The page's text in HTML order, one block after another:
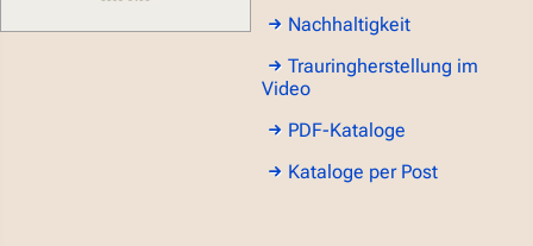
Nachhaltigkeit
Trauringherstellung im
Video
PDF-Kataloge
Kataloge per Post